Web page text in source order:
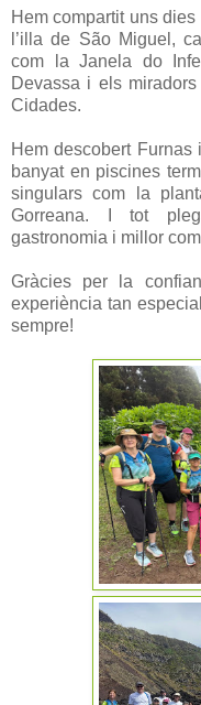
Hem compartit uns
l’illa de São Miguel,
com la Janela do
Devassa i els
Cidades.
Hem descobert
banyat en piscines
singulars com la
Gorreana. I tot
gastronomia i millor
Gràcies per la
experiència tan
sempre!